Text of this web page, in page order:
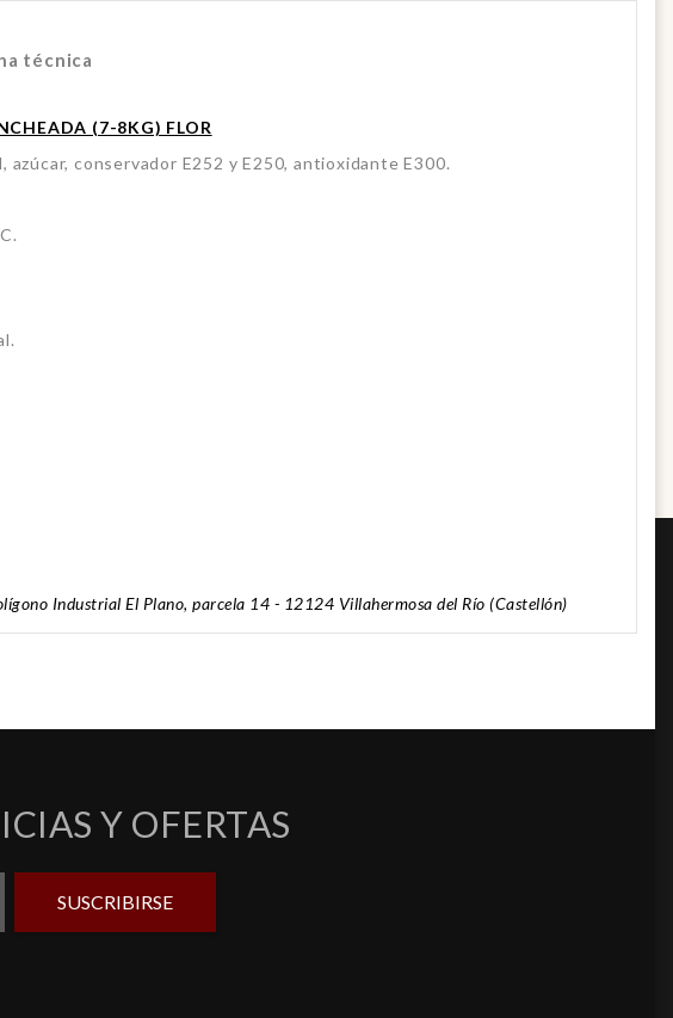
técnica
(7-8KG) FLOR
azúcar, conservador E252 y E250, antioxidante E300.
Industrial El Plano, parcela 14 - 12124 Villahermosa del Río (Castellón)
Y OFERTAS